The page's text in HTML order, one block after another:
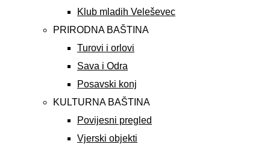
Klub mladih Veleševec
PRIRODNA BAŠTINA
Turovi i orlovi
Sava i Odra
Posavski konj
KULTURNA BAŠTINA
Povijesni pregled
Vjerski objekti